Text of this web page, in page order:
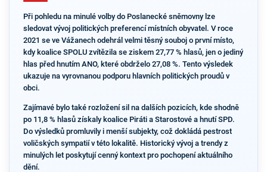
Při pohledu na minulé volby do Poslanecké sněmovny lze
sledovat vývoj politických preferencí místních obyvatel. V roce
2021 se ve Vážanech odehrál velmi těsný souboj o první místo,
kdy koalice SPOLU zvítězila se ziskem 27,77 % hlasů, jen o jediný
hlas před hnutím ANO, které obdrželo 27,08 %. Tento výsledek
ukazuje na vyrovnanou podporu hlavních politických proudů v
obci.
Zajímavé bylo také rozložení sil na dalších pozicích, kde shodně
po 11,8 % hlasů získaly koalice Piráti a Starostové a hnutí SPD.
Do výsledků promluvily i menší subjekty, což dokládá pestrost
voličských sympatií v této lokalitě. Historický vývoj a trendy z
minulých let poskytují cenný kontext pro pochopení aktuálního
dění.